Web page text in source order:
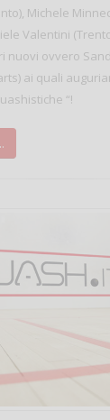
Michele
Valentini
nuovi ovvero
ai quali
“!